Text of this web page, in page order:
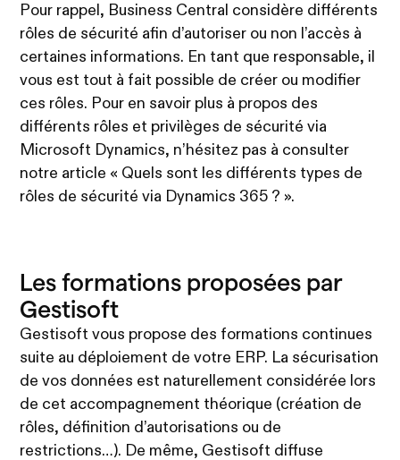
Pour rappel, Business Central considère différents
rôles de sécurité afin d’autoriser ou non l’accès à
certaines informations. En tant que responsable, il
vous est tout à fait possible de créer ou modifier
ces rôles. Pour en savoir plus à propos des
différents rôles et privilèges de sécurité via
Microsoft Dynamics, n’hésitez pas à consulter
notre article « Quels sont les différents types de
rôles de sécurité via Dynamics 365 ? ».
Les formations proposées par
Gestisoft
Gestisoft vous propose des formations continues
suite au déploiement de votre ERP. La sécurisation
de vos données est naturellement considérée lors
de cet accompagnement théorique (création de
rôles, définition d’autorisations ou de
restrictions…). De même, Gestisoft diffuse